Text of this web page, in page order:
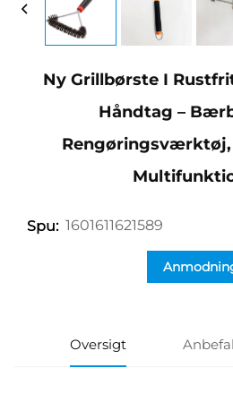
Ny Grillbørste I
Håndtag –
Rengøringsværktøj,
Spu: 1601611621589
Oversigt